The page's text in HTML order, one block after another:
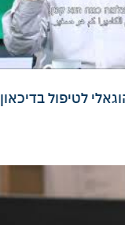
לטיפול בדיכאון